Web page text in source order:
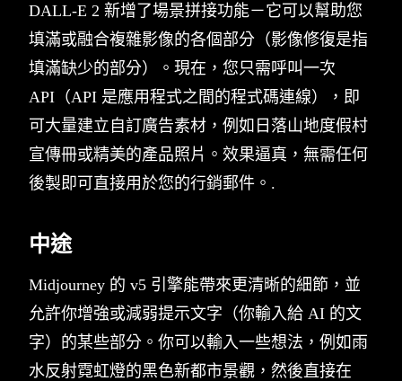
DALL-E 2 新增了場景拼接功能－它可以幫助您
填滿或融合複雜影像的各個部分（影像修復是指
填滿缺少的部分）。現在，您只需呼叫一次
API（API 是應用程式之間的程式碼連線），即
可大量建立自訂廣告素材，例如日落山地度假村
宣傳冊或精美的產品照片。效果逼真，無需任何
後製即可直接用於您的行銷郵件。.
中途
Midjourney 的 v5 引擎能帶來更清晰的細節，並
允許你增強或減弱提示文字（你輸入給 AI 的文
字）的某些部分。你可以輸入一些想法，例如雨
水反射霓虹燈的黑色新都市景觀，然後直接在